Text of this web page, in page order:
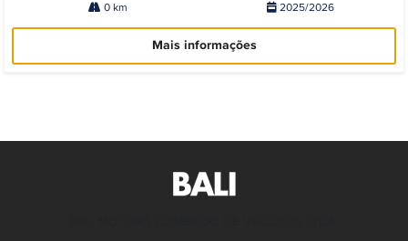
0 km 2025/2026
Mais informações